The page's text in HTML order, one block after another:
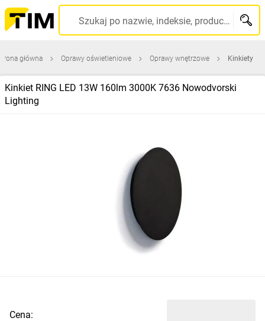
Szukaj po nazwie, indeksie, producencie, kodzie kreskowym...
główna Oprawy oświetleniowe Oprawy wnętrzowe Kinkiety
Kinkiet RING LED 13W 160lm 3000K 7636 Nowodvorski
Lighting
Cena: